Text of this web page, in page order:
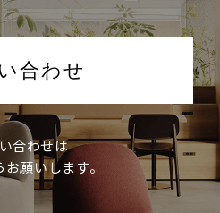
合わせ
合わせは
願いします。